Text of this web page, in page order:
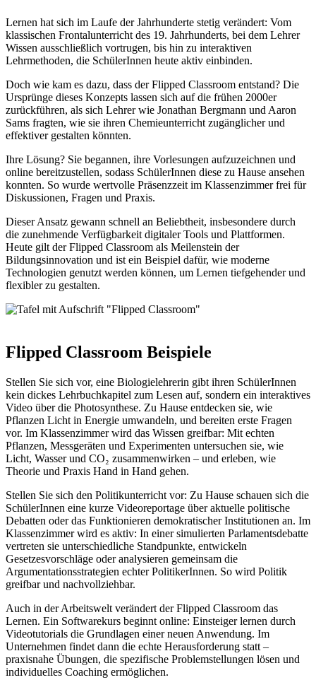
Lernen hat sich im Laufe der Jahrhunderte stetig verändert: Vom
klassischen Frontalunterricht des 19. Jahrhunderts, bei dem Lehrer
Wissen ausschließlich vortrugen, bis hin zu interaktiven
Lehrmethoden, die SchülerInnen heute aktiv einbinden.
Doch wie kam es dazu, dass der Flipped Classroom entstand? Die
Ursprünge dieses Konzepts lassen sich auf die frühen 2000er
zurückführen, als sich Lehrer wie Jonathan Bergmann und Aaron
Sams fragten, wie sie ihren Chemieunterricht zugänglicher und
effektiver gestalten könnten.
Ihre Lösung? Sie begannen, ihre Vorlesungen aufzuzeichnen und
online bereitzustellen, sodass SchülerInnen diese zu Hause ansehen
konnten. So wurde wertvolle Präsenzzeit im Klassenzimmer frei für
Diskussionen, Fragen und Praxis.
Dieser Ansatz gewann schnell an Beliebtheit, insbesondere durch
die zunehmende Verfügbarkeit digitaler Tools und Plattformen.
Heute gilt der Flipped Classroom als Meilenstein der
Bildungsinnovation und ist ein Beispiel dafür, wie moderne
Technologien genutzt werden können, um Lernen tiefgehender und
flexibler zu gestalten.
Flipped Classroom Beispiele
Stellen Sie sich vor, eine Biologielehrerin gibt ihren SchülerInnen
kein dickes Lehrbuchkapitel zum Lesen auf, sondern ein interaktives
Video über die Photosynthese. Zu Hause entdecken sie, wie
Pflanzen Licht in Energie umwandeln, und bereiten erste Fragen
vor. Im Klassenzimmer wird das Wissen greifbar: Mit echten
Pflanzen, Messgeräten und Experimenten untersuchen sie, wie
Licht, Wasser und CO₂ zusammenwirken – und erleben, wie
Theorie und Praxis Hand in Hand gehen.
Stellen Sie sich den Politikunterricht vor: Zu Hause schauen sich die
SchülerInnen eine kurze Videoreportage über aktuelle politische
Debatten oder das Funktionieren demokratischer Institutionen an. Im
Klassenzimmer wird es aktiv: In einer simulierten Parlamentsdebatte
vertreten sie unterschiedliche Standpunkte, entwickeln
Gesetzesvorschläge oder analysieren gemeinsam die
Argumentationsstrategien echter PolitikerInnen. So wird Politik
greifbar und nachvollziehbar.
Auch in der Arbeitswelt verändert der Flipped Classroom das
Lernen. Ein Softwarekurs beginnt online: Einsteiger lernen durch
Videotutorials die Grundlagen einer neuen Anwendung. Im
Unternehmen findet dann die echte Herausforderung statt –
praxisnahe Übungen, die spezifische Problemstellungen lösen und
individuelles Coaching ermöglichen.